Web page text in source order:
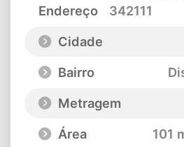
Endereço
342111
Cidade
Bairro
Metragem
Área
101